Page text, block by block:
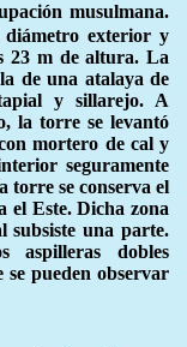
musulmana.
exterior y
23 m de altura. La
de una atalaya de
y sillarejo. A
la torre se levantó
mortero de cal y
seguramente
se conserva el
el Este. Dicha zona
subsiste una parte.
aspilleras dobles
se pueden observar